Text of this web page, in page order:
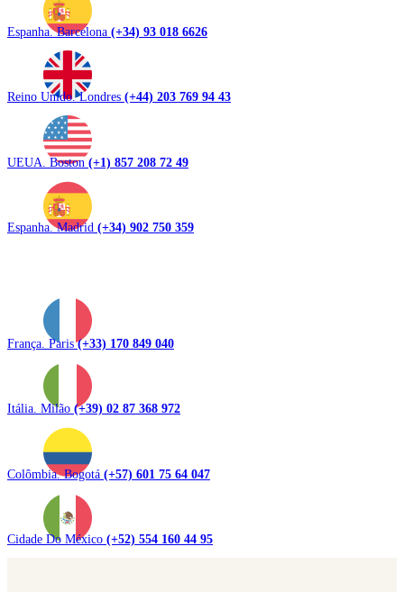
Espanha. Barcelona (+34) 93 018 6626
Reino Unido. Londres (+44) 203 769 94 43
UEUA. Boston(+1) 857 208 72 49
Espanha. Madrid (+34) 902 750 359
França. Paris(+33) 170 849 040
Itália. Milão (+39) 02 87 368 972
Colômbia. Bogotá (+57) 601 75 64 047
Cidade Do México (+52) 554 160 44 95